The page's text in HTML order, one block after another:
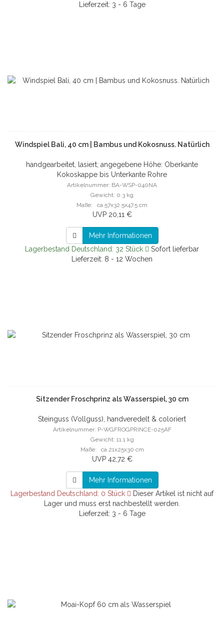
Lieferzeit: 3 - 6 Tage
Windspiel Bali, 40 cm | Bambus und Kokosnuss. Natürlich
handgearbeitet, lasiert; angegebene Höhe: Oberkante
Kokoskappe bis Unterkante Rohre
Artikelnummer: BA-WSP-040NA
Gewicht: 0.3 kg
Maße: ca.57x32.5x47.5 cm
UVP 20,11 €
Mehr Informationen
Lagerbestand Deutschland: 32 Stück
Sofort lieferbar
Lieferzeit: 8 - 12 Wochen
Sitzender Froschprinz als Wasserspiel, 30 cm
Steinguss (Vollguss), handveredelt & coloriert
Artikelnummer: P-WGFROGPRINCE-025AF
Gewicht: 11.1 kg
Maße: ca.21x25x30 cm
UVP 42,72 €
Mehr Informationen
Lagerbestand Deutschland: 0 Stück
Dieser Artikel ist nicht auf
Lager und muss erst nachbestellt werden.
Lieferzeit: 3 - 6 Tage